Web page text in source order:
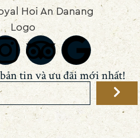
tin và ưu đãi mới nhất!